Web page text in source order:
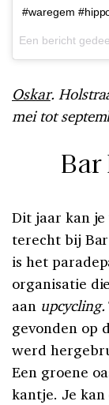
#waregem
Een bericht
Oskar.
mei tot
Bar
Dit jaar kan
terecht bij
is het
organisatie
aan upcycling.
gevonden op
werd
Een groene
kantje. Je